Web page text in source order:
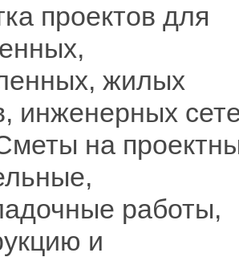
проектов для
жилых
инженерных
на
работы,
и